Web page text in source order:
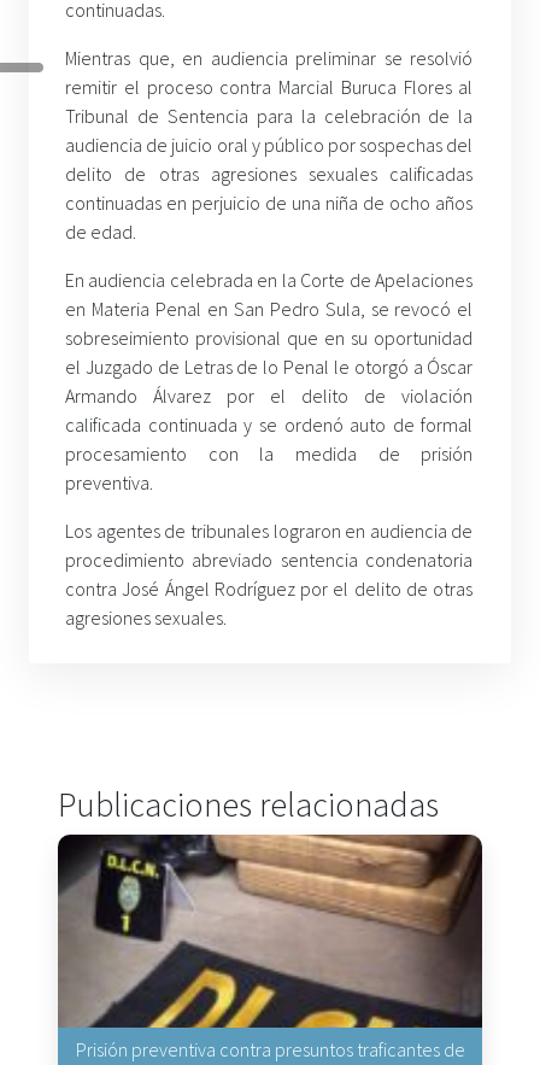
continuadas.
Mientras que, en audiencia preliminar se resolvió
remitir el proceso contra Marcial Buruca Flores al
Tribunal de Sentencia para la celebración de la
audiencia de juicio oral y público por sospechas del
delito de otras agresiones sexuales calificadas
continuadas en perjuicio de una niña de ocho años
de edad.
En audiencia celebrada en la Corte de Apelaciones
en Materia Penal en San Pedro Sula, se revocó el
sobreseimiento provisional que en su oportunidad
el Juzgado de Letras de lo Penal le otorgó a Óscar
Armando Álvarez por el delito de violación
calificada continuada y se ordenó auto de formal
procesamiento con la medida de prisión
preventiva.
Los agentes de tribunales lograron en audiencia de
procedimiento abreviado sentencia condenatoria
contra José Ángel Rodríguez por el delito de otras
agresiones sexuales.
Publicaciones relacionadas
Prisión preventiva contra presuntos traficantes de